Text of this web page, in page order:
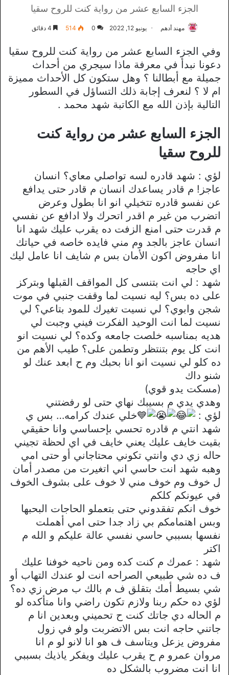
الجزء السابع عشر من رواية كنت للروح سقيا
مهند أدهم يونيو 12, 2022 0
514
وفي الجزء السابع عشر من رواية كنت للروح سقيا
دعونا نبدأ في معرفة ماذا سيجري من أحداث
جميلة مع أبطالنا ؟ وهل ستكون كل الأحداث مميزة
ام لا ؟ لنعرف إجابة ذلك التساؤل في السطور
التالية بإذن الله مع الكاتبة شهد محمد .
الجزء السابع عشر من رواية كنت
للروح سقيا
لؤي : شهد قادره لسه تواصلي معاي؟ انسان
عاجز! م قادر يساعدك انسان م قادر حتى يدافع
عن نفسو قادره تتخيلي انو انا بطول وعرض
اتضرب من غير م اقدر اتحرك ولا ادافع عن نفسي
م قدرت حتى امنع الزفت ده يقرب عليك شهد انا
انسان عاجز بالجد وم مني فايده خاصه في حياتك
انا مفروض اكون الأمان بس م شايف انا عامل ليك
اي حاجه
شهد : لي انت بتنسى كل المواقف القبلها وبتركز
على ده بس؟ ليه نسيت لما وقفت جنبي في موت
شجن وابوي؟ لي نسيت تغيرك للمود بتاعي؟ لي
نسيت لما انت الوحيد الفكرت فيني وجبت لي
هديه بمناسبه خلصت جامعه وكده؟ لي نسيت انو
انت كل يوم بتنتظر وتطمن على؟ طيب الأهم من
ده كلو لي نسيت انو انا بحبك وم ح ابعد عنك لو
شنو داك
(مسكت يدو قوي)
وهدي يدي م بسيبك نهاي حتى لو رفضتني
لؤي :
خلي عندك كرامه… بس ي
شهد انتي م قادره تحسي بإحساسي وانا حقيقي
بقيت خايف عليك يعني خايف في اي لحظة تجيني
حاله زي دي وانتي تكوني محتاجاني أو حتى امي
وهبه شهد انت حاسي اني اتغيرت من مصدر أمان
ل خوف وم خوف مني لا خوف على بشوف الخوف
في عيونكم كلكم
خوف انكم تفقدوني حتى بتعملو الحاجات البحبها
وبس اهتمامكم بي زاد جدا حتى امي أهملت
نفسها بسببي حاسي نفسي عالة عليكم و الله م
اكتر
شهد : عمرك م كنت كده ومن ناحيه خوفنا عليك
ف ده شي طبيعي الصراحه انت لو عندك التهاب أو
شي بسيط أمك بتقلق ف م بالك ب مرض زي ده؟
لؤي ده حكم ربنا ولازم تكون راضي وانا متأكده لو
م الحاله دي جاتك كنت ح تحميني وبعدين انا م
جاتني حاجه انت بس الاتضربت ولو في زول
مفروض يزعل ويتاسف ف هو انا لانو لو م انا
مروان عمرو م ح يقرب عليك ويفكر ياذيك بسببي
انا انت مضروب بالشكل ده